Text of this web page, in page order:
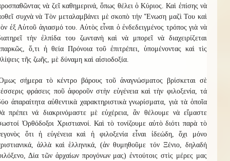
νὰ ζεῖ καθημερινά, ὅπως θέλει ὁ Κύριος. Καὶ ἐπίσης νὰ
συχνὰ νὰ Τὸν μεταλαμβάνει μὲ σκοπὸ τήν Ἕνωση μαζὶ Του καὶ
ἐξ Αὐτοῦ ἁγιασμό του. Αὐτὸς εἶναι ὁ ἐνδεδειγμένος τρόπος γιὰ νὰ
τὴν ἐλπίδα του ζωντανὴ καὶ νὰ μπορεῖ νὰ διαχειρίζεται
ὅ,τι ἡ θεία Πρόνοια τοῦ ἐπιτρέπει, ὑπομένοντας καὶ τὶς
τῆς ζωῆς, μὲ δύναμη καὶ αἰσιοδοξία.
σήμερα τὸ κέντρο βάρους τοῦ ἀναγνώσματος βρίσκεται σὲ
φράσεις ποῦ ἀφοροῦν στὴν εὐγένεια καὶ τὴν φιλοξενία, τά
ἀπαραίτητα αὐθεντικὰ χαρακτηριστικὰ γνωρίσματα, γιὰ τὰ ὁποῖα
πρέπει νά διακρινόμαστε μὲ εὐχέρεια, ἂν θέλουμε νὰ εἴμαστε
Ὀρθόδοξοι Χριστιανοί. Καὶ τὸ τονίζουμε αὐτὸ διότι παρὰ τὸ
ὅτι ἡ εὐγένεια καὶ ἡ φιλοξενία εἶναι ἰδεώδη, ὄχι μόνο
ἀλλὰ καὶ ἑλληνικά, (ἀν θυμηθοῦμε τόν Ξένιο, δηλαδή
Δία τῶν ἀρχαίων προγόνων μας) ἐντούτοις στὶς μέρες μας